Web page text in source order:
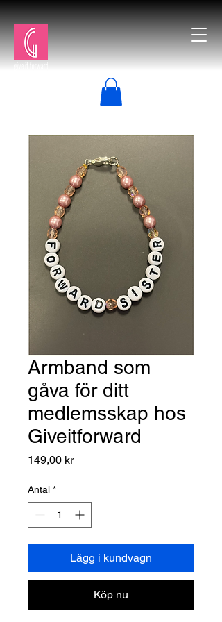
Armband som
gåva för ditt
medlemsskap hos
Giveitforward
149,00 krPris
Antal *
Lägg i kundvagn
Köp nu